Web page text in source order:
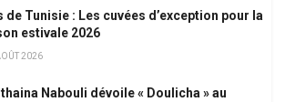
de Tunisie : Les cuvées d’exception pour la
estivale 2026
2026
Nabouli dévoile « Doulicha » au